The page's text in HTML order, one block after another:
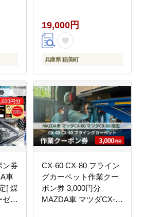
19,000円
兵庫県 稲美町
ン券
車
[ 煤
ゼル
CX-60 CX-80 フライン
グカーペット作業クー
ポン券 3,000円分
MAZDA車 マツダCX-